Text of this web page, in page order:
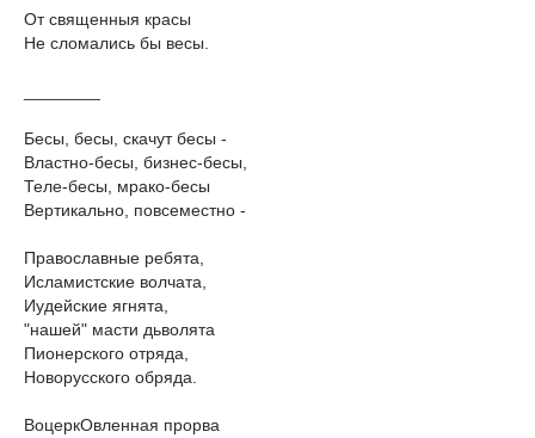
От священныя красы
Не сломались бы весы.
Бесы, бесы, скачут бесы -
Властно-бесы, бизнес-бесы,
Теле-бесы, мрако-бесы
Вертикально, повсеместно -
Православные ребята,
Исламистские волчата,
Иудейские ягнята,
"нашей" масти дьволята
Пионерского отряда,
Новорусского обряда.
ВоцеркОвленная прорва